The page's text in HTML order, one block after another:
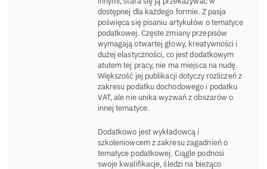
dostępnej dla każdego formie. Z pasja
poświęca się pisaniu artykułów o tematyce
podatkowej. Częste zmiany przepisów
wymagają otwartej głowy, kreatywności i
dużej elastyczności, co jest dodatkowym
atutem tej pracy, nie ma miejsca na nudę.
Większość jej publikacji dotyczy rozliczeń z
zakresu podatku dochodowego i podatku
VAT, ale nie unika wyzwań z obszarów o
innej tematyce.
Dodatkowo jest wykładowcą i
szkoleniowcem z zakresu zagadnień o
tematyce podatkowej. Ciągle podnosi
swoje kwalifikacje, śledzi na bieżąco